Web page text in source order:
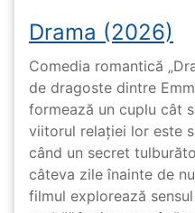
Drama (2026)
Comedia romantică
de dragoste dintre
formează un cuplu cât
viitorul relației lor este
când un secret
câteva zile înainte de
filmul explorează